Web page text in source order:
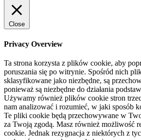
Close
Privacy Overview
Ta strona korzysta z plików cookie, aby
poruszania się po witrynie. Spośród nich
sklasyfikowane jako niezbędne, są
ponieważ są niezbędne do działania
Używamy również plików cookie stron
nam analizować i rozumieć, w jaki sposób
Te pliki cookie będą przechowywane w
za Twoją zgodą. Masz również możliwość
cookie. Jednak rezygnacja z niektórych z